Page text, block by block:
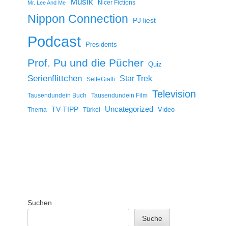
Mr. Lee And Me Nicer Fictions
Nippon Connection PJ liest
Podcast Presidents
Prof. Pu und die Pücher Quiz
Serienflittchen SetteGialli Star Trek
Tausendundein Buch Tausendundein Film Television
Thema TV-TIPP Türkei Uncategorized Video
Suchen
Suche